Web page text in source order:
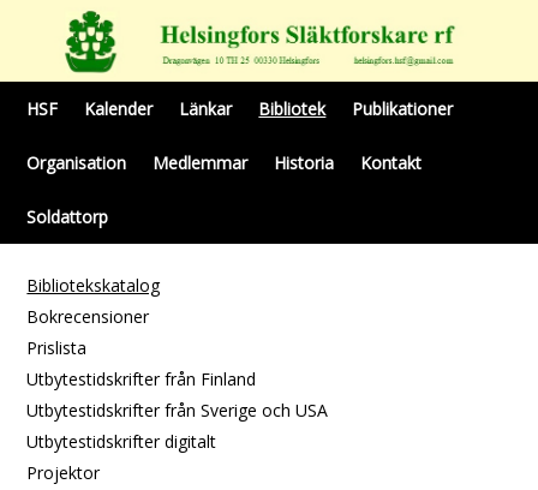
HSF Kalender Länkar Bibliotek Publikationer
Organisation Medlemmar Historia Kontakt
Soldattorp
Bibliotekskatalog
Bokrecensioner
Prislista
Utbytestidskrifter från Finland
Utbytestidskrifter från Sverige och USA
Utbytestidskrifter digitalt
Projektor